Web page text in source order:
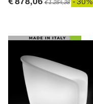
€ 1.254,38